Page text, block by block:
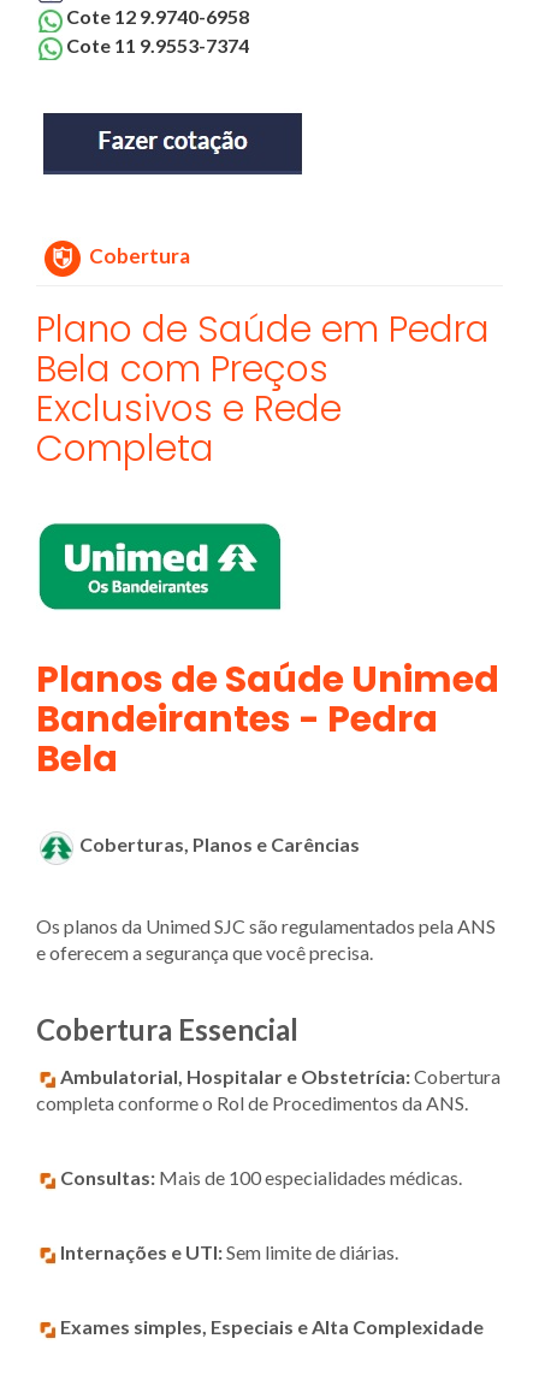
Cote 12 9.9740-6958
Cote 11 9.9553-7374
Cobertura
Plano de Saúde em Pedra
Bela com Preços
Exclusivos e Rede
Completa
Planos de Saúde Unimed
Bandeirantes - Pedra
Bela
Coberturas, Planos e Carências
Os planos da Unimed SJC são regulamentados pela ANS
e oferecem a segurança que você precisa.
Cobertura Essencial
Ambulatorial, Hospitalar e Obstetrícia:Cobertura
completa conforme o Rol de Procedimentos da ANS.
Consultas: Mais de 100 especialidades médicas.
Internações e UTI:Sem limite de diárias.
Exames simples, Especiais e Alta Complexidade